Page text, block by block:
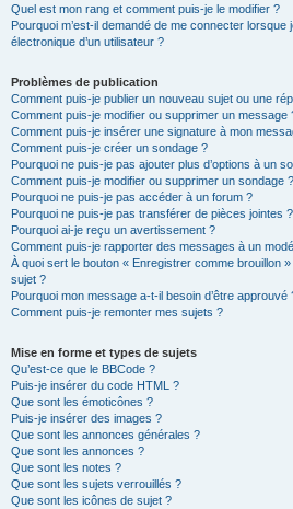
Quel est mon rang et comment puis-je le modifier ?
Pourquoi m’est-il demandé de me connecter
électronique d’un utilisateur ?
Problèmes de publication
Comment puis-je publier un nouveau sujet ou une
Comment puis-je modifier ou supprimer un message
Comment puis-je insérer une signature à mon
Comment puis-je créer un sondage ?
Pourquoi ne puis-je pas ajouter plus d’options à un
Comment puis-je modifier ou supprimer un sondage ?
Pourquoi ne puis-je pas accéder à un forum ?
Pourquoi ne puis-je pas transférer de pièces jointes ?
Pourquoi ai-je reçu un avertissement ?
Comment puis-je rapporter des messages à un
À quoi sert le bouton « Enregistrer comme brouillon
sujet ?
Pourquoi mon message a-t-il besoin d’être approuvé
Comment puis-je remonter mes sujets ?
Mise en forme et types de sujets
Qu’est-ce que le BBCode ?
Puis-je insérer du code HTML ?
Que sont les émoticônes ?
Puis-je insérer des images ?
Que sont les annonces générales ?
Que sont les annonces ?
Que sont les notes ?
Que sont les sujets verrouillés ?
Que sont les icônes de sujet ?